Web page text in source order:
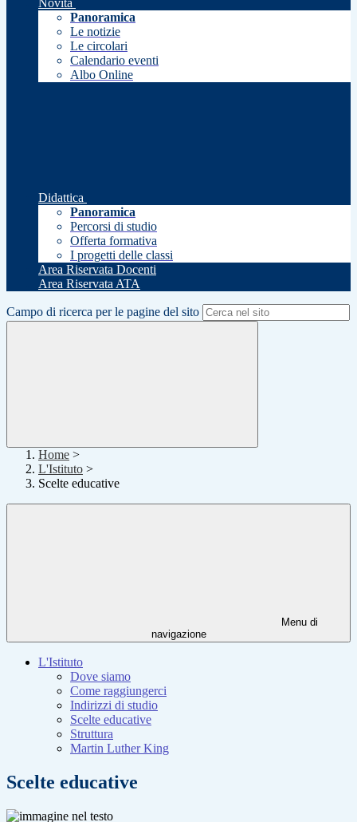
Novità
Panoramica
Le notizie
Le circolari
Calendario eventi
Albo Online
Didattica
Panoramica
Percorsi di studio
Offerta formativa
I progetti delle classi
Area Riservata Docenti
Area Riservata ATA
Campo di ricerca per le pagine del sito
Home >
L'Istituto >
Scelte educative
Menu di
navigazione
L'Istituto
Dove siamo
Come raggiungerci
Indirizzi di studio
Scelte educative
Struttura
Martin Luther King
Scelte educative